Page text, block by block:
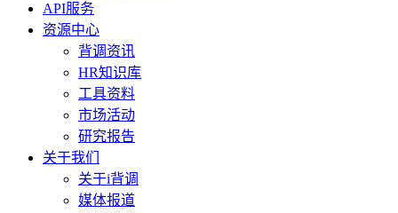
API服务
资源中心
背调资讯
HR知识库
工具资料
市场活动
研究报告
关于我们
关于i背调
媒体报道